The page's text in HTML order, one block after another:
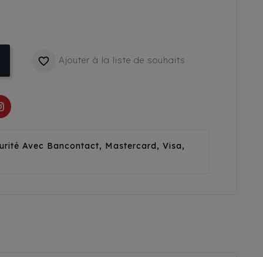
 Ajouter à la liste de souhaits
Avec Bancontact, Mastercard, Visa,